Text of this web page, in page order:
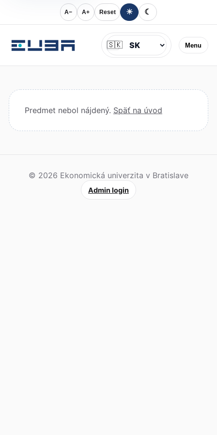
A− A+ Reset ☀ ☾
Menu
Jazyk
🇸🇰
Predmet nebol nájdený. Späť na úvod
© 2026 Ekonomická univerzita v Bratislave
Admin login